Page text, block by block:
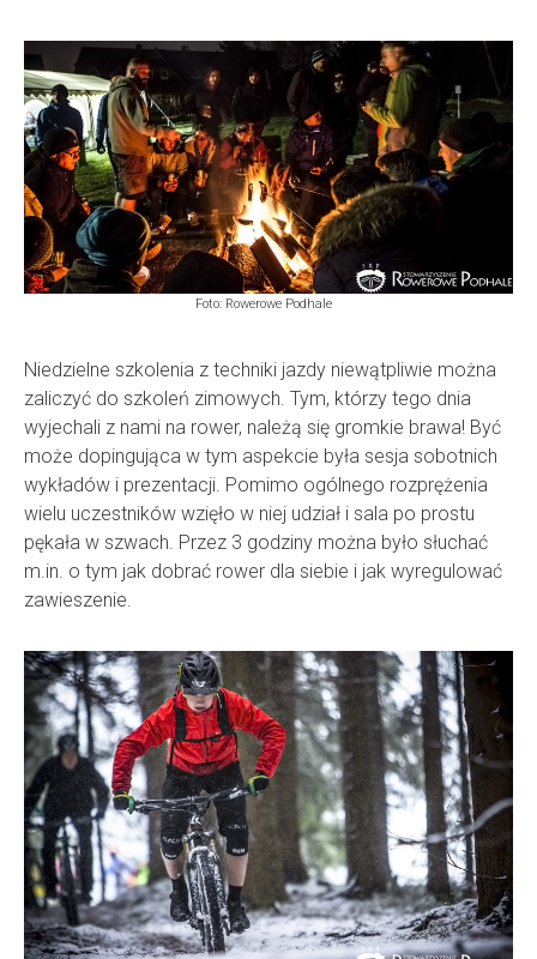
Foto: Rowerowe Podhale
Niedzielne szkolenia z techniki jazdy niewątpliwie można
zaliczyć do szkoleń zimowych. Tym, którzy tego dnia
wyjechali z nami na rower, należą się gromkie brawa! Być
może dopingująca w tym aspekcie była sesja sobotnich
wykładów i prezentacji. Pomimo ogólnego rozprężenia
wielu uczestników wzięło w niej udział i sala po prostu
pękała w szwach. Przez 3 godziny można było słuchać
m.in. o tym jak dobrać rower dla siebie i jak wyregulować
zawieszenie.